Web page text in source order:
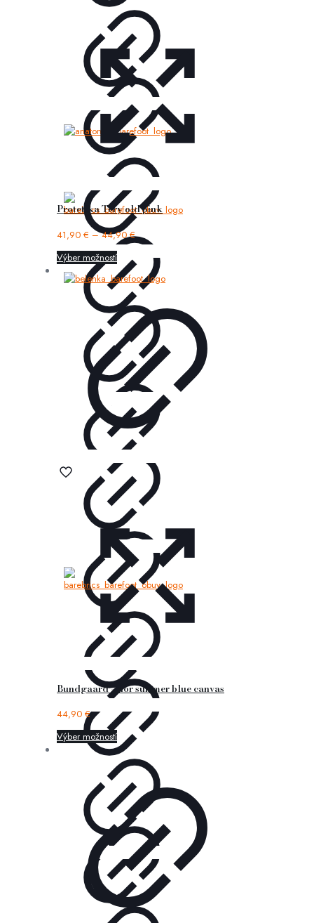
Protetika Tery old pink
41,90 € –44,90€
Výber možností
Bundgaard – nor summer blue canvas
44,90 €
Výber možností